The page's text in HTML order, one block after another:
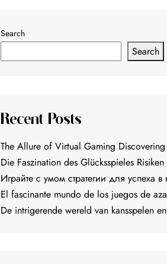
Search
Search
Recent Posts
The Allure of Virtual Gaming
Die Faszination des Glücksspieles
Играйте с умом стратегии для успеха в
El fascinante mundo de los juegos de
De intrigerende wereld van kansspelen